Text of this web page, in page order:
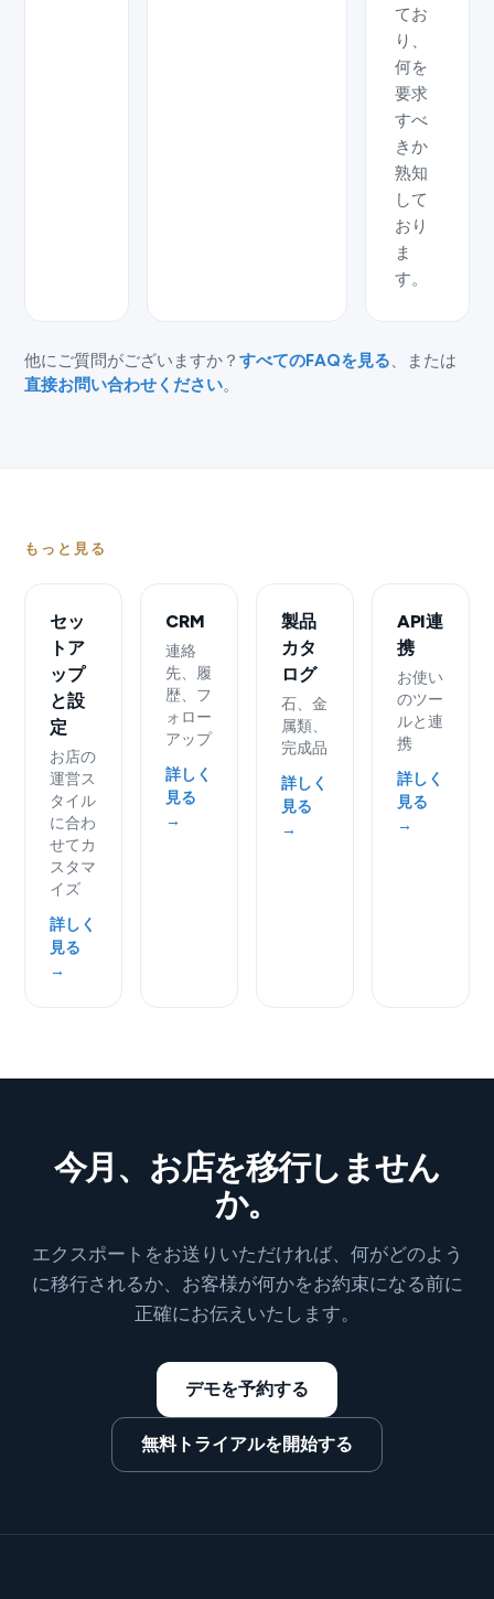
てお
り、
何を
要求
すべ
きか
熟知
して
おり
ま
す。
他にご質問がございますか？すべてのFAQを見る、または
直接お問い合わせください。
もっと見る
セッ
トア
ップ
と設
定
お店の
運営ス
タイル
に合わ
せてカ
スタマ
イズ
詳しく
見る
→
CRM
連絡
先、履
歴、フ
ォロー
アップ
詳しく
見る
→
製品
カタ
ログ
石、金
属類、
完成品
詳しく
見る
→
API連
携
お使い
のツー
ルと連
携
詳しく
見る
→
今月、お店を移行しません
か。
エクスポートをお送りいただければ、何がどのよう
に移行されるか、お客様が何かをお約束になる前に
正確にお伝えいたします。
デモを予約する
無料トライアルを開始する